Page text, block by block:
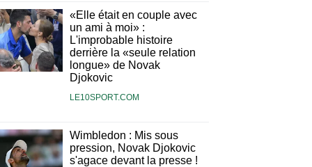
«Elle était en couple avec
un ami à moi» :
L'improbable histoire
derrière la «seule relation
longue» de Novak
Djokovic
LE10SPORT.COM
Wimbledon : Mis sous
pression, Novak Djokovic
s'agace devant la presse !